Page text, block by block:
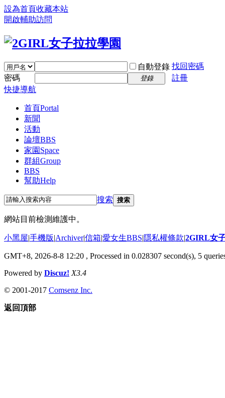
設為首頁收藏本站
開啟輔助訪問
自動登錄 找回密碼
密碼
登錄
註冊
快捷導航
首頁Portal
新聞
活動
論壇BBS
家園 Space
群組Group
BBS
幫助Help
搜索 搜索
網站目前檢測維護中。
小黑屋|手機版|Archiver|信箱|愛女生BBS|隱私權條款|2GIRL女
GMT+8, 2026-8-8 12:20 , Processed in 0.028307 second(s), 5
Powered by Discuz! X3.4
© 2001-2017 Comsenz Inc.
返回頂部